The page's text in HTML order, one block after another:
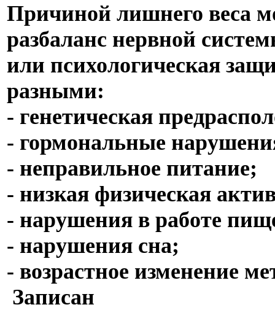
Причиной лишнего веса
разбаланс нервной
или психологическая
разными:
- генетическая
- гормональные
- неправильное питание;
- низкая физическая
- нарушения в работе
- нарушения сна;
- возрастное изменение
Записан